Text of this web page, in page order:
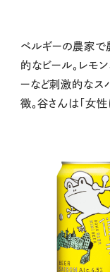
ベルギーの農家で
的なビール。レモ
ーなど刺激的なス
徴。谷さんは「女性